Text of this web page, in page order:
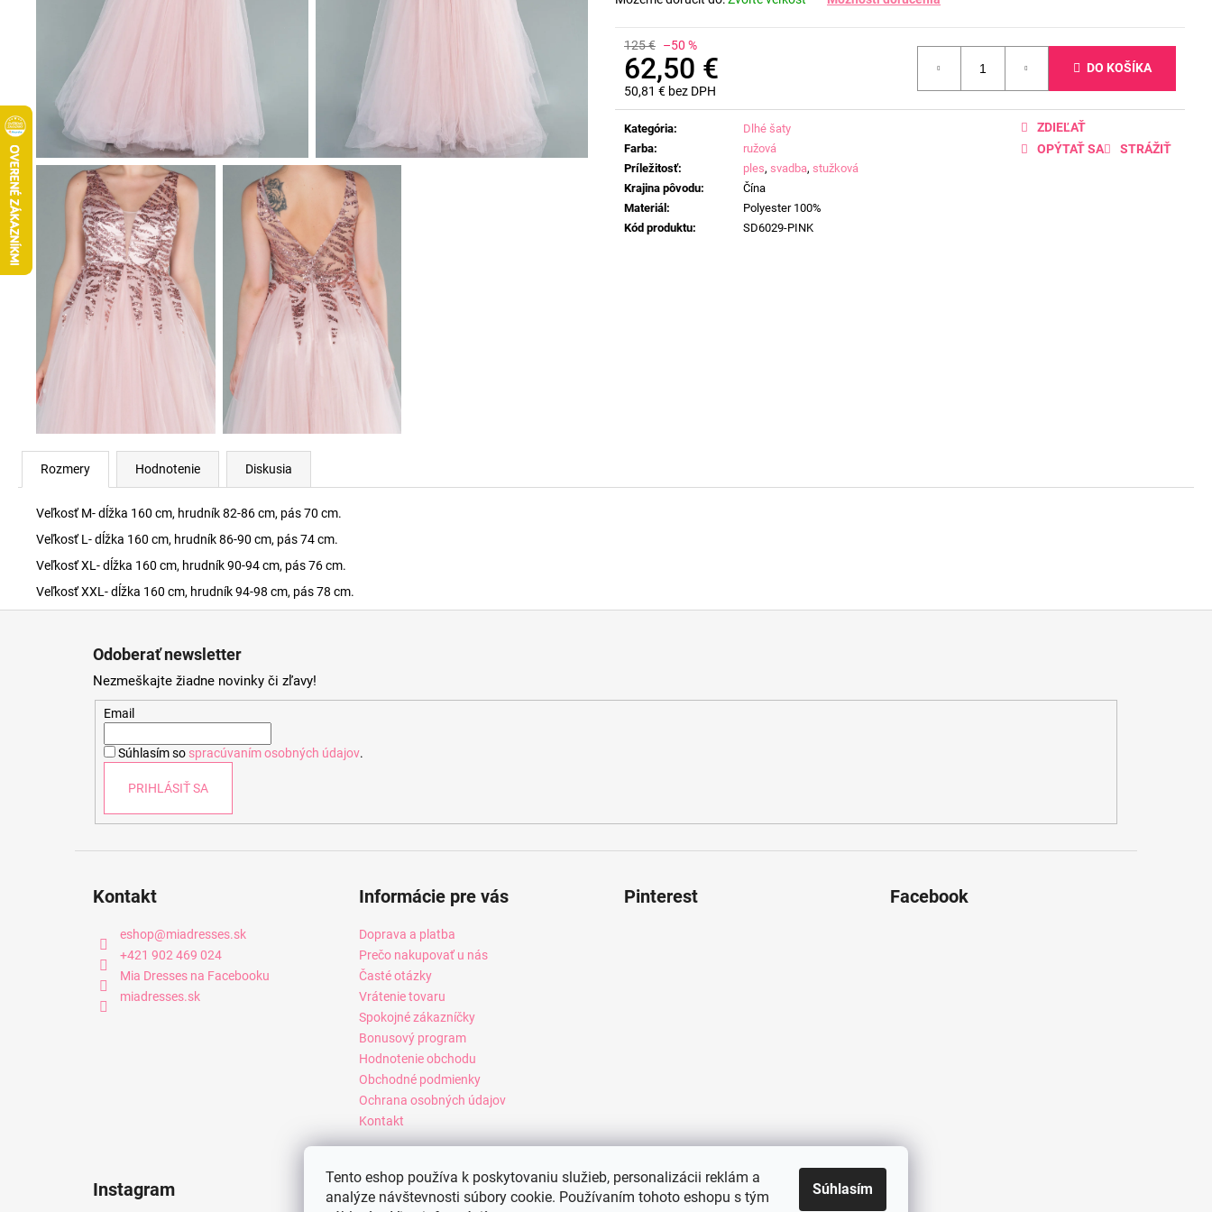
Tento eshop používa k poskytovaniu služieb, personalizácii reklám a
analýze návštevnosti súbory cookie. Používaním tohoto eshopu s tým
Súhlasím
125 € –50 %
62,50 €
50,81 € bez DPH
Jednotková
cena:
DO KOŠÍKA
Kategória:
Dlhé šaty
Farba:
ružová
Príležitosť: ples, svadba, stužková
Krajina pôvodu:
Čína
Materiál:
Polyester 100%
Kód produktu: SD6029-PINK
OPÝTAŤ SA STRÁŽIŤ
ZDIEĽAŤ
Rozmery Hodnotenie Diskusia
Veľkosť M- dĺžka 160 cm, hrudník 82-86 cm, pás 70 cm.
Veľkosť L- dĺžka 160 cm, hrudník 86-90 cm, pás 74 cm.
Veľkosť XL- dĺžka 160 cm, hrudník 90-94 cm, pás 76 cm.
Veľkosť XXL- dĺžka 160 cm, hrudník 94-98 cm, pás 78 cm.
Odoberať newsletter
Nezmeškajte žiadne novinky či zľavy!
Email
Súhlasím so spracúvaním osobných údajov.
PRIHLÁSIŤ SA
Kontakt
eshop@miadresses.sk
+421 902 469 024
Mia Dresses na Facebooku
miadresses.sk
Informácie pre vás
Doprava a platba
Prečo nakupovať u nás
Časté otázky
Vrátenie tovaru
Spokojné zákazníčky
Bonusový program
Hodnotenie obchodu
Obchodné podmienky
Ochrana osobných údajov
Kontakt
Pinterest Facebook
Instagram